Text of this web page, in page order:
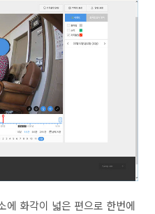
에 화각이 넓은 편으로 한번에